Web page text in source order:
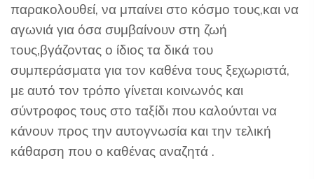
παρακολουθεί, να μπαίνει στο κόσμο τους,και να
αγωνιά για όσα συμβαίνουν στη ζωή
τους,βγάζοντας ο ίδιος τα δικά του
συμπεράσματα για τον καθένα τους ξεχωριστά,
με αυτό τον τρόπο γίνεται κοινωνός και
σύντροφος τους στο ταξίδι που καλούνται να
κάνουν προς την αυτογνωσία και την τελική
κάθαρση που ο καθένας αναζητά .